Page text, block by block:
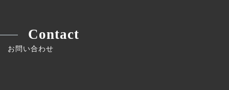
Contact
お問い合わせ